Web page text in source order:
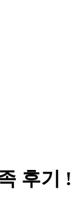
후기 !